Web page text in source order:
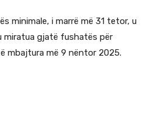
minimale, i marrë më 31 tetor, u
miratua gjatë fushatës për
mbajtura më 9 nëntor 2025.